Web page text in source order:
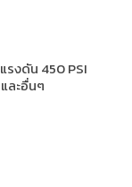
รงดัน 450 PSI
ละอื่นๆ